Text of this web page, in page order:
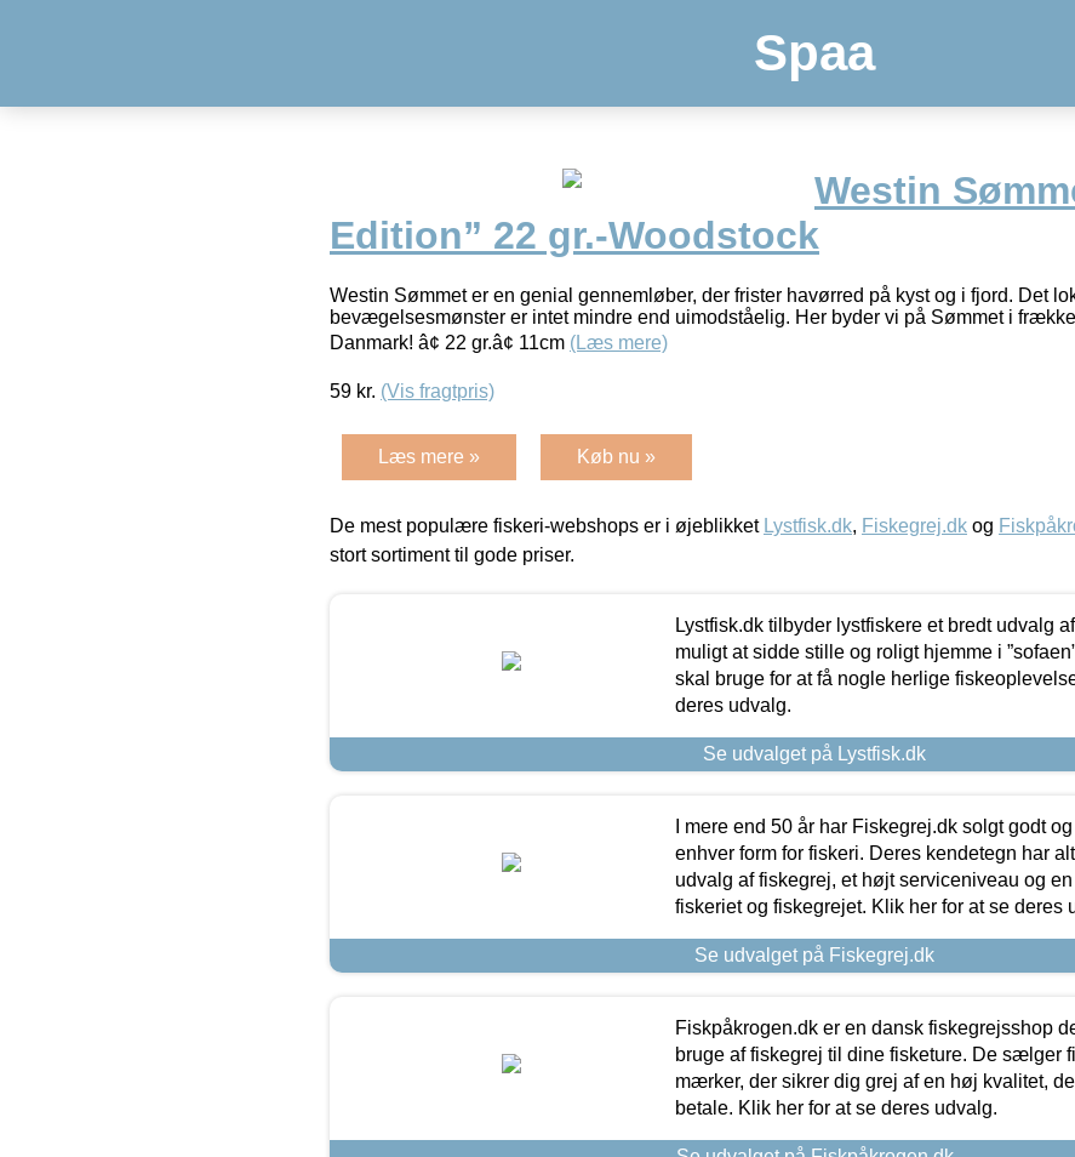
Spaa
Westin
Edition” 22 gr.-Woodstock
Westin Sømmet er en genial gennemløber, der frister havørred på kyst og i fjord. Det
bevægelsesmønster er intet mindre end uimodståelig. Her byder vi på Sømmet i
Danmark! â¢ 22 gr.â¢ 11cm (Læs mere)
59 kr. (Vis fragtpris)
Læs mere » Køb nu »
De mest populære fiskeri-webshops er i øjeblikket Lystfisk.dk, Fiskegrej.dk og
stort sortiment til gode priser.
Lystfisk.dk tilbyder lystfiskere et bredt udvalg
muligt at sidde stille og roligt hjemme i
skal bruge for at få nogle herlige
deres udvalg.
Se udvalget på Lystfisk.dk
I mere end 50 år har Fiskegrej.dk solgt godt
enhver form for fiskeri. Deres kendetegn har
udvalg af fiskegrej, et højt serviceniveau og
fiskeriet og fiskegrejet. Klik her for at se deres
Se udvalget på Fiskegrej.dk
Fiskpåkrogen.dk er en dansk fiskegrejsshop
bruge af fiskegrej til dine fisketure. De sælger
mærker, der sikrer dig grej af en høj kvalitet,
betale. Klik her for at se deres udvalg.